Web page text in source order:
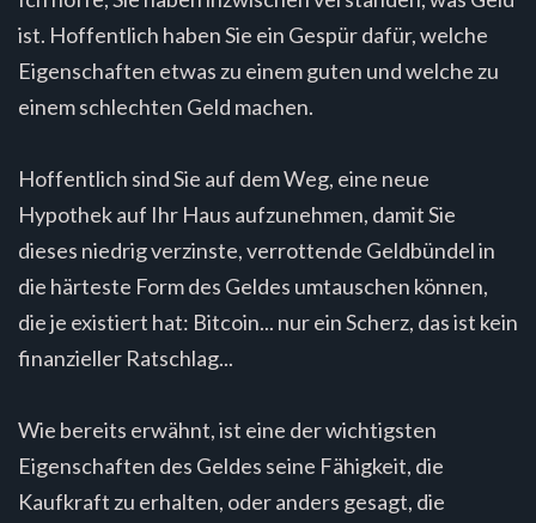
ist. Hoffentlich haben Sie ein Gespür dafür, welche
Eigenschaften etwas zu einem guten und welche zu
einem schlechten Geld machen.
Hoffentlich sind Sie auf dem Weg, eine neue
Hypothek auf Ihr Haus aufzunehmen, damit Sie
dieses niedrig verzinste, verrottende Geldbündel in
die härteste Form des Geldes umtauschen können,
die je existiert hat: Bitcoin... nur ein Scherz, das ist kein
finanzieller Ratschlag...
Wie bereits erwähnt, ist eine der wichtigsten
Eigenschaften des Geldes seine Fähigkeit, die
Kaufkraft zu erhalten, oder anders gesagt, die